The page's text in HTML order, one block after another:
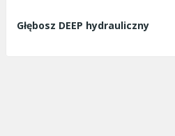
Głębosz DEEP hydrauliczny